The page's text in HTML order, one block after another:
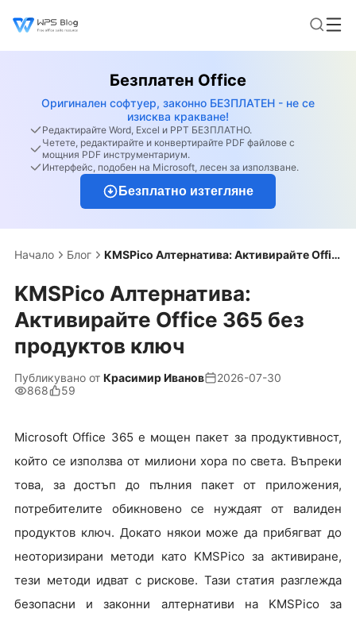
Безплатен Office
Оригинален софтуер, законно БЕЗПЛАТЕН - не се
изисква кракване!
Редактирайте Word, Excel и PPT БЕЗПЛАТНО.
Четете, редактирайте и конвертирайте PDF файлове с
мощния PDF инструментариум.
Интерфейс, подобен на Microsoft, лесен за използване.
Безплатно изтегляне
Начало Блог KMSPico Алтернатива: Активирайте Office 365 без продуктов ключ
KMSPico Алтернатива:
Активирайте Office 365 без
продуктов ключ
Публикувано от Красимир Иванов
2026-07-30
868
59
Microsoft Office 365 е мощен пакет за продуктивност,
който се използва от милиони хора по света. Въпреки
това, за достъп до пълния пакет от приложения,
потребителите обикновено се нуждаят от валиден
продуктов ключ. Докато някои може да прибягват до
неоторизирани методи като KMSPico за активиране,
тези методи идват с рискове. Тази статия разглежда
безопасни и законни алтернативи на KMSPico за